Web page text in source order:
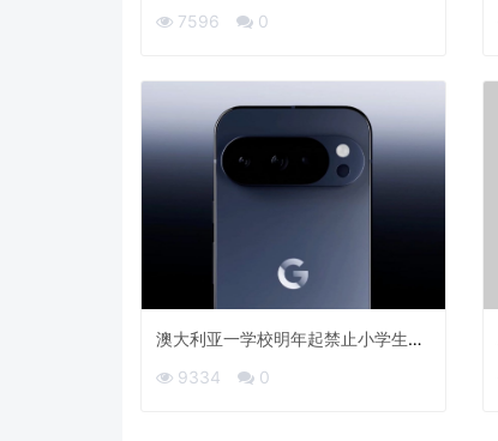
发床7034ZP
7596 0
澳大利亚一学校明年起禁止小学生使
用智能手机
9334 0